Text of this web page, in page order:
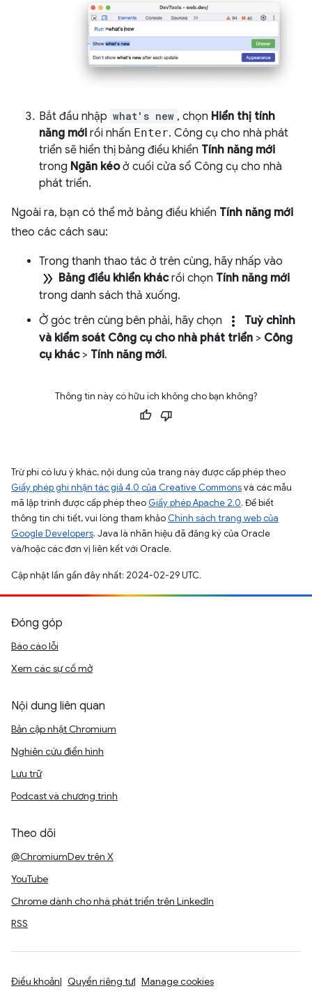
Bắt đầu nhập what's new , chọn Hiển thị tính
năng mới rồi nhấn Enter. Công cụ cho nhà phát
triển sẽ hiển thị bảng điều khiển Tính năng mới
trong Ngăn kéoở cuối cửa sổ Công cụ cho nhà
phát triển.
Ngoài ra, bạn có thể mở bảng điều khiển Tính năng mới
theo các cách sau:
Trong thanh thao tác ở trên cùng, hãy nhấp vào
double_arrow Bảng điều khiển khácrồi chọn Tính năng mới
trong danh sách thả xuống.
Ở góc trên cùng bên phải, hãy chọn
more_vert
Tuỳ chỉnh
và kiểm soát Công cụ cho nhà phát triển > Công
cụ khác> Tính năng mới.
Thông tin này có hữu ích không cho bạn không?
Trừ phi có lưu ý khác, nội dung của trang này được cấp phép theo
Giấy phép ghi nhận tác giả 4.0 của Creative Commonsvà các mẫu
mã lập trình được cấp phép theo Giấy phép Apache 2.0. Để biết
thông tin chi tiết, vui lòng tham khảo Chính sách trang web của
Google Developers. Java là nhãn hiệu đã đăng ký của Oracle
và/hoặc các đơn vị liên kết với Oracle.
Cập nhật lần gần đây nhất: 2024-02-29 UTC.
Đóng góp
Báo cáo lỗi
Xem các sự cố mở
Nội dung liên quan
Bản cập nhật Chromium
Nghiên cứu điển hình
Lưu trữ
Podcast và chương trình
Theo dõi
@ChromiumDev trên X
YouTube
Chrome dành cho nhà phát triển trên LinkedIn
RSS
Điều khoản Quyền riêng tư Manage cookies